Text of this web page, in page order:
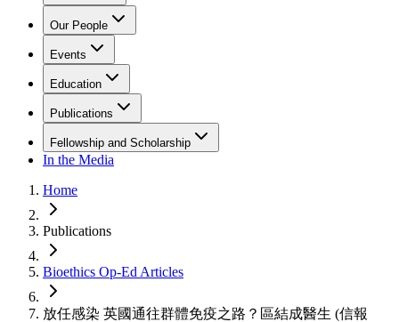
Our People
Events
Education
Publications
Fellowship and Scholarship
In the Media
Home
Publications
Bioethics Op-Ed Articles
放任感染 英國通往群體免疫之路？區結成醫生 (信報